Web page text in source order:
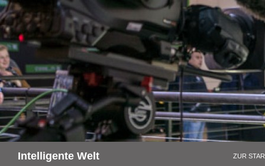
Zum
Inhalt
springen
Intelligente Welt ZUR